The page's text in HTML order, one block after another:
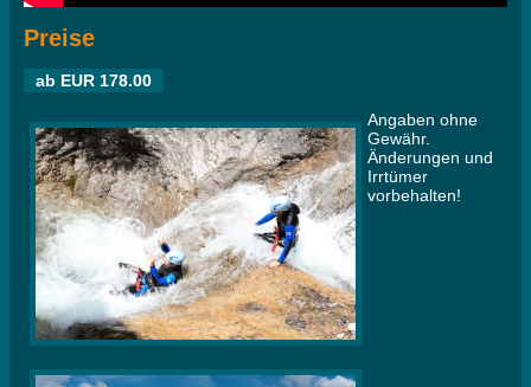
Preise
ab EUR 178.00
Angaben ohne
Gewähr.
Änderungen und
Irrtümer
vorbehalten!